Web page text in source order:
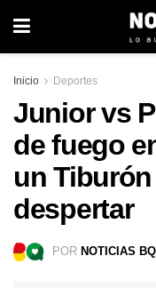
Inicio Deportes
Junior vs
de fuego
un
despertar
POR NOTICIAS BQ